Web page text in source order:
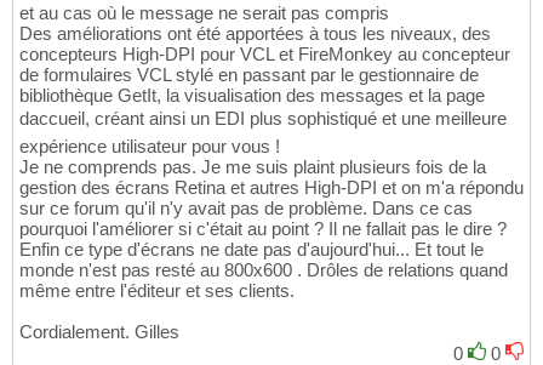
et au cas où le message ne serait pas compris
Des améliorations ont été apportées à tous les niveaux, des
concepteurs High-DPI pour VCL et FireMonkey au concepteur
de formulaires VCL stylé en passant par le gestionnaire de
bibliothèque GetIt, la visualisation des messages et la page
daccueil, créant ainsi un EDI plus sophistiqué et une meilleure
expérience utilisateur pour vous !
Je ne comprends pas. Je me suis plaint plusieurs fois de la
gestion des écrans Retina et autres High-DPI et on m'a répondu
sur ce forum qu'il n'y avait pas de problème. Dans ce cas
pourquoi l'améliorer si c'était au point ? Il ne fallait pas le dire ?
Enfin ce type d'écrans ne date pas d'aujourd'hui... Et tout le
monde n'est pas resté au 800x600 . Drôles de relations quand
même entre l'éditeur et ses clients.
Cordialement. Gilles
0
0